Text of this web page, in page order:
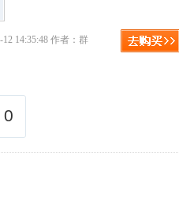
12 14:35:48 作者：群
0